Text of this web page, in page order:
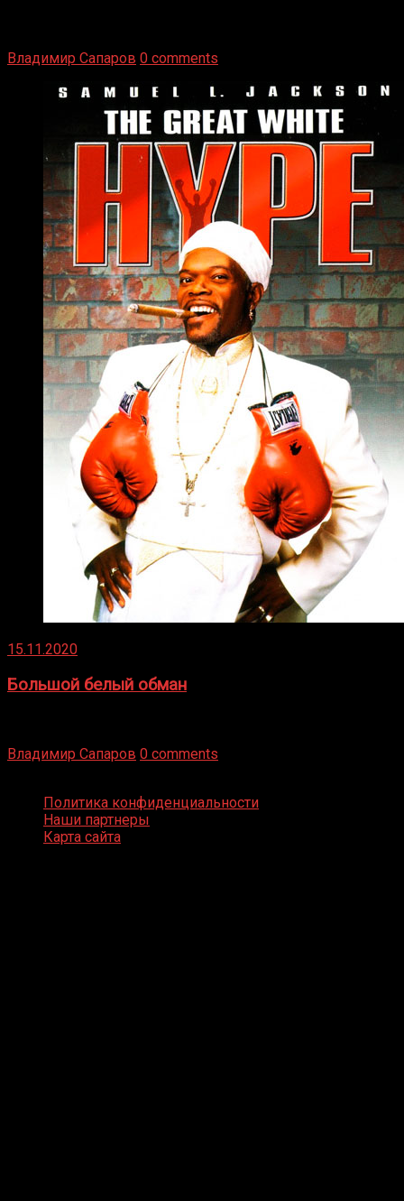
Владимир Сапаров 0 comments
15.11.2020
Большой белый обман
Владимир Сапаров 0 comments
Политика конфиденциальности
Наши партнеры
Карта сайта